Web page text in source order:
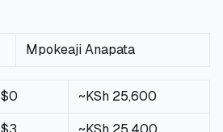
Mpokeaji Anapata
$0 ~KSh 25,600